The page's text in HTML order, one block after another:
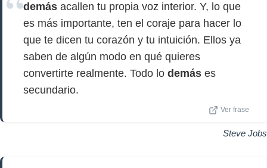
demás acallen tu propia voz interior. Y, lo que
es más importante, ten el coraje para hacer lo
que te dicen tu corazón y tu intuición. Ellos ya
saben de algún modo en qué quieres
convertirte realmente. Todo lo demás es
secundario.
Ver frase
Steve Jobs